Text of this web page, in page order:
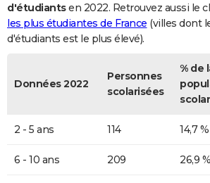
d'étudiantsen 2022. Retrouvez aussi le
les plus étudiantes de France (villes dont
d'étudiants est le plus élevé).
Données 2022
Personnes
scolarisées
% de
2 - 5 ans 114 14,7 %
6 - 10 ans 209 26,9 %